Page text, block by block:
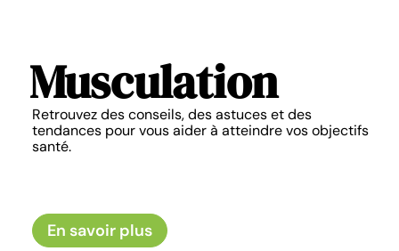
Musculation
Retrouvez des conseils, des astuces et des
tendances pour vous aider à atteindre vos objectifs
santé.
En savoir plus